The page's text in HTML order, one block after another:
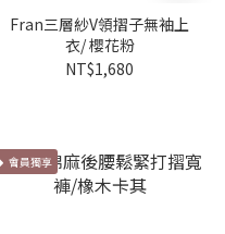
Fran三層紗V領摺子無袖上
衣/ 櫻花粉
NT$1,680
會員獨享